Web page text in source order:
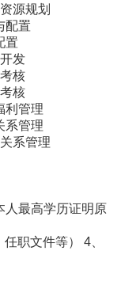
源规划
配置
置
发
核
核
利管理
系管理
系管理
最高学历证明原
职文件等） 4、